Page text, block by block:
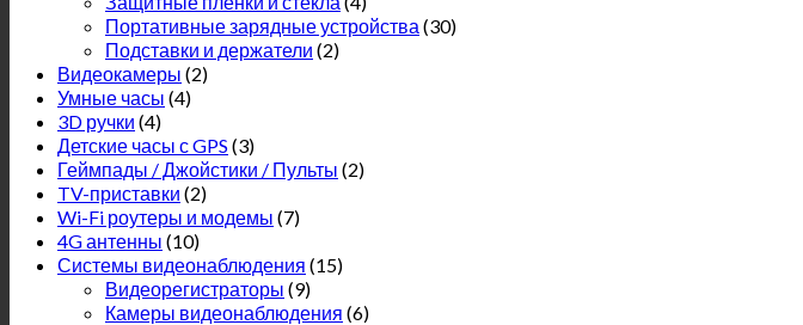
Портативные зарядные устройства (30)
Подставки и держатели (2)
Видеокамеры (2)
Умные часы (4)
3D ручки (4)
Детские часы с GPS (3)
Геймпады / Джойстики / Пульты (2)
TV-приставки (2)
Wi-Fi роутеры и модемы (7)
4G антенны (10)
Системы видеонаблюдения (15)
Видеорегистраторы (9)
Камеры видеонаблюдения (6)